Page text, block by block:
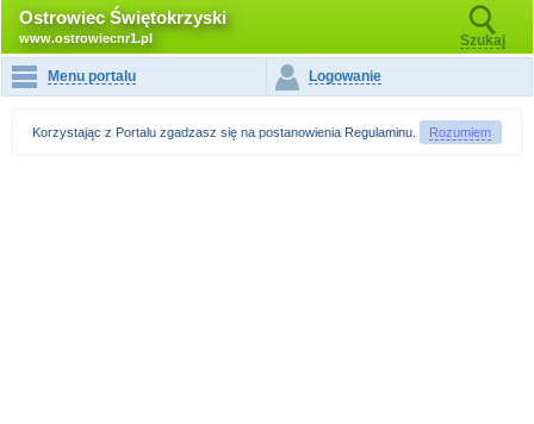
Ostrowiec Świętokrzyski
www.ostrowiecnr1.pl Szukaj
Menu portalu Logowanie
Korzystając z Portalu zgadzasz się na postanowienia Regulaminu Rozumiem